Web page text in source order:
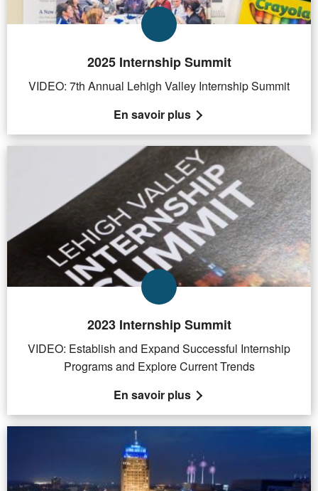
2025 Internship Summit
VIDEO: 7th Annual Lehigh Valley Internship Summit
En savoir plus
2023 Internship Summit
VIDEO: Establish and Expand Successful Internship
Programs and Explore Current Trends
En savoir plus